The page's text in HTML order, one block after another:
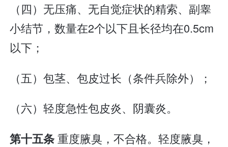
（四）无压痛、无自觉症状的精索、副睾
小结节，数量在2个以下且长径均在0.5cm
以下；
（五）包茎、包皮过长（条件兵除外）；
（六）轻度急性包皮炎、阴囊炎。
第十五条重度腋臭，不合格。轻度腋臭，